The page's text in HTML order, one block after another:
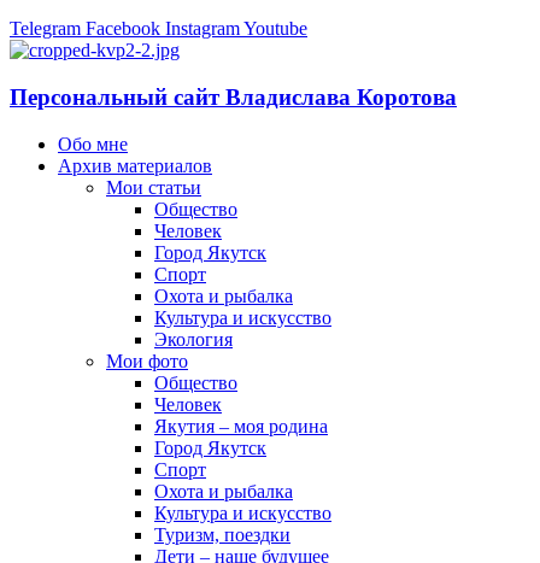
Telegram Facebook InstagramYoutube
Персональный сайт Владислава Коротова
Обо мне
Архив материалов
Мои статьи
Общество
Человек
Город Якутск
Спорт
Охота и рыбалка
Культура и искусство
Экология
Мои фото
Общество
Человек
Якутия – моя родина
Город Якутск
Спорт
Охота и рыбалка
Культура и искусство
Туризм, поездки
Дети – наше будущее